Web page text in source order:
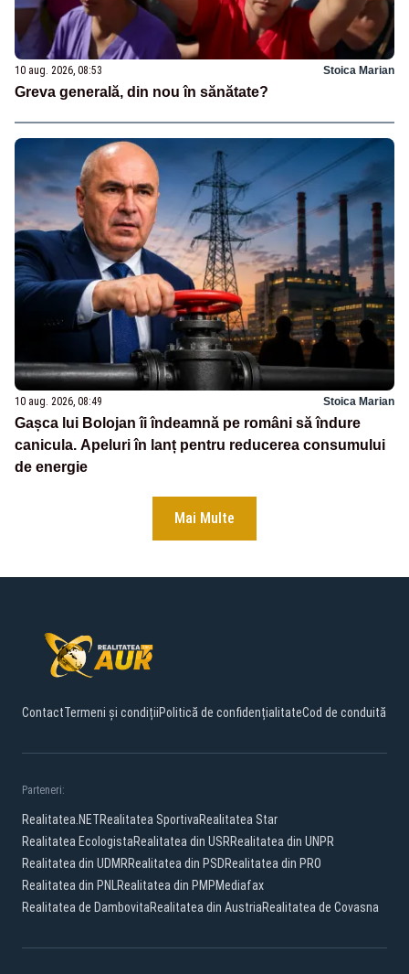
10 aug. 2026, 08:53 Stoica Marian
Greva generală, din nou în sănătate?
10 aug. 2026, 08:49 Stoica Marian
Gașca lui Bolojan îi îndeamnă pe români să îndure
canicula. Apeluri în lanț pentru reducerea consumului
de energie
Mai Multe
ContactTermeni și condițiiPolitică de confidențialitateCod de conduită
Parteneri:
Realitatea.NETRealitatea SportivaRealitatea Star
Realitatea EcologistaRealitatea din USRRealitatea din UNPR
Realitatea din UDMRRealitatea din PSDRealitatea din PRO
Realitatea din PNLRealitatea din PMPMediafax
Realitatea de DambovitaRealitatea din AustriaRealitatea de Covasna